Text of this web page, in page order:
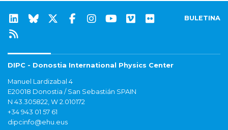
BULETINA
DIPC - Donostia International Physics Center
Manuel Lardizabal 4
E20018 Donostia / San Sebastián SPAIN
N 43.305822, W 2.010172
+34 943 01 57 61
dipcinfo@ehu.eus